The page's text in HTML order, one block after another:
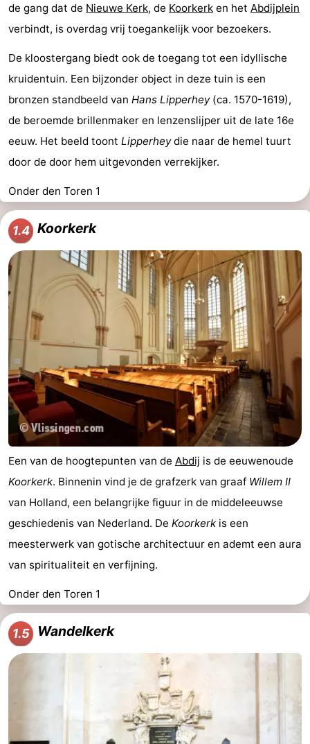
de gang dat de Nieuwe Kerk, de Koorkerk en het Abdijplein
verbindt, is overdag vrij toegankelijk voor bezoekers.
De kloostergang biedt ook de toegang tot een idyllische
kruidentuin. Een bijzonder object in deze tuin is een
bronzen standbeeld van Hans Lipperhey(ca. 1570-1619),
de beroemde brillenmaker en lenzenslijper uit de late 16e
eeuw. Het beeld toont Lipperheydie naar de hemel tuurt
door de door hem uitgevonden verrekijker.
Onder den Toren 1
1.4 Koorkerk
Een van de hoogtepunten van de Abdij is de eeuwenoude
Koorkerk. Binnenin vind je de grafzerk van graaf Willem II
van Holland, een belangrijke figuur in de middeleeuwse
geschiedenis van Nederland. De Koorkerk is een
meesterwerk van gotische architectuur en ademt een aura
van spiritualiteit en verfijning.
Onder den Toren 1
1.5 Wandelkerk